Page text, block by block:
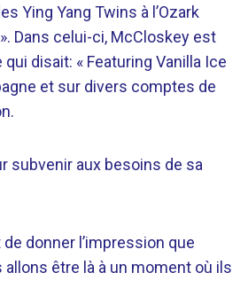
Ying Yang Twins à l’Ozark
Dans celui-ci, McCloskey est
disait: « Featuring Vanilla Ice
et sur divers comptes de
subvenir aux besoins de sa
donner l’impression que
être là à un moment où ils